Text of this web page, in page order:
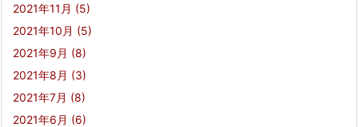
2021年11月 (5)
2021年10月 (5)
2021年9月 (8)
2021年8月 (3)
2021年7月 (8)
2021年6月 (6)